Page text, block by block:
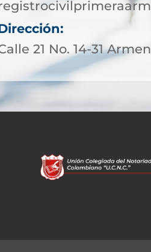
21 No. 14-31